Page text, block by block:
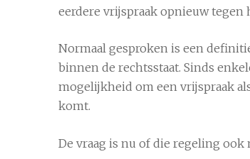
eerdere vrijspraak opnieuw tegen
Normaal gesproken is een
binnen de rechtsstaat. Sinds
mogelijkheid om een vrijspraak
komt.
De vraag is nu of die regeling ook